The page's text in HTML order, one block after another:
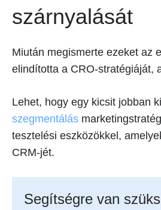
szárnyalását
Miután megismerte ezeket az
elindította a CRO-stratégiáját,
Lehet, hogy egy kicsit jobban
szegmentálás
tesztelési eszközökkel,
CRM-jét.
Segítségre van